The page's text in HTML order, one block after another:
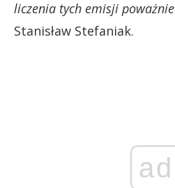
liczenia tych emisji poważnie
Stanisław Stefaniak.
ad